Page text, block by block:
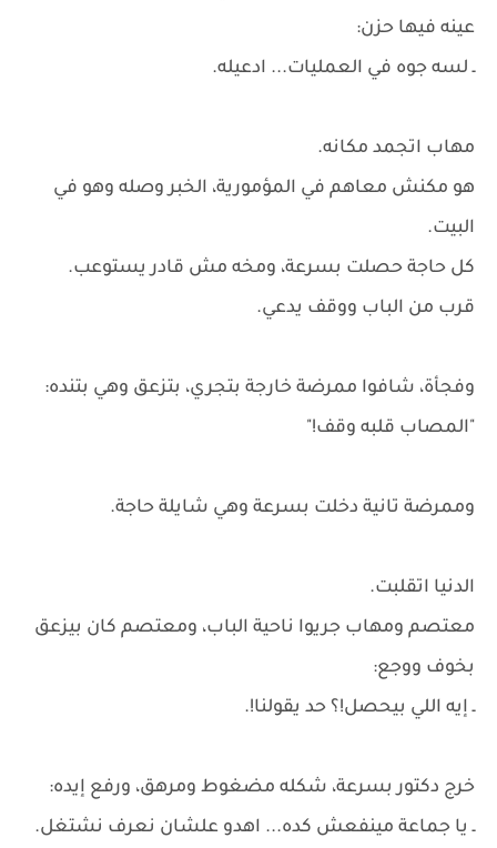
عينه فيها حزن:
ـ لسه جوه في العمليات... ادعيله.
مهاب اتجمد مكانه.
هو مكنش معاهم في المؤمورية، الخبر وصله وهو في
البيت.
كل حاجة حصلت بسرعة، ومخه مش قادر يستوعب.
قرب من الباب ووقف يدعي.
وفجأة، شافوا ممرضة خارجة بتجري، بتزعق وهي بتنده:
"المصاب قلبه وقف!"
وممرضة تانية دخلت بسرعة وهي شايلة حاجة.
الدنيا اتقلبت.
معتصم ومهاب جريوا ناحية الباب، ومعتصم كان بيزعق
بخوف ووجع:
ـ إيه اللي بيحصل!؟ حد يقولنا!.
خرج دكتور بسرعة، شكله مضغوط ومرهق، ورفع إيده:
ـ يا جماعة مينفعش كده... اهدو علشان نعرف نشتغل.